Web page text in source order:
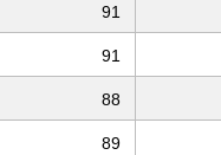
91
91
88
89